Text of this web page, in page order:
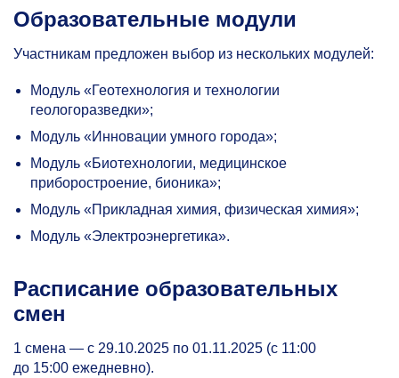
Образовательные модули
Участникам предложен выбор из нескольких модулей:
Модуль «Геотехнология и технологии
геологоразведки»;
Модуль «Инновации умного города»;
Модуль «Биотехнологии, медицинское
приборостроение, бионика»;
Модуль «Прикладная химия, физическая химия»;
Модуль «Электроэнергетика».
Расписание образовательных
смен
1 смена — с 29.10.2025 по 01.11.2025 (с 11:00
до 15:00 ежедневно).